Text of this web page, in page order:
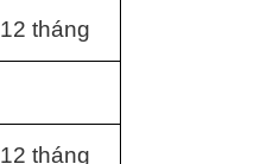
12 tháng
12 tháng